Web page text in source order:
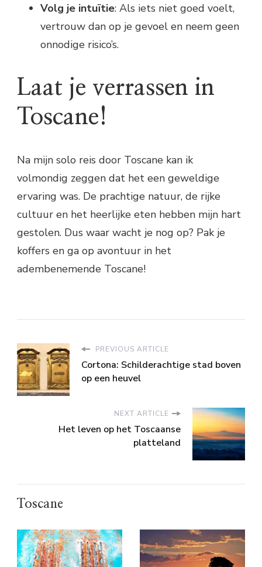
Volg je intuïtie: Als iets niet goed voelt,
vertrouw dan op je gevoel en neem geen
onnodige risico’s.
Laat je verrassen in
Toscane!
Na mijn solo reis door Toscane kan ik
volmondig zeggen dat het een geweldige
ervaring was. De prachtige natuur, de rijke
cultuur en het heerlijke eten hebben mijn hart
gestolen. Dus waar wacht je nog op? Pak je
koffers en ga op avontuur in het
adembenemende Toscane!
PREVIOUS ARTICLE
Cortona: Schilderachtige stad boven
op een heuvel
NEXT ARTICLE
Het leven op het Toscaanse
platteland
Toscane